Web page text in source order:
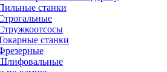
станки
станки